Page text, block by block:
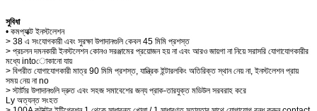
সুবিধা
• কমপ্যাক্ট ইনস্টলেশন
> 38 এ সংযোগকারী এবং সুরক্ষা উপাদানগুলি কেবল 45 মিমি প্রশস্ত
> প্রচলন দমনকারী ইনস্টলেশন কোনও সরঞ্জামের প্রয়োজন হয় না এবং আরও জায়গা না নিয়ে সরাসরি যোগাযোগকারীর
মধ্যে intoোকানো যায়
> বিপরীত যোগাযোগকারী মাত্র 90 মিমি প্রশস্ত, যান্ত্রিক ইন্টারলকিং অতিরিক্ত স্থান নেয় না, ইনস্টলেশন প্রায়
সময় নেয় না no
> স্টার্টার উপাদানগুলি দ্রুত এবং সহজ সমাবেশের জন্য প্রাক-তারযুক্ত মডিউল সরবরাহ করে
Ly অত্যন্ত সংহত